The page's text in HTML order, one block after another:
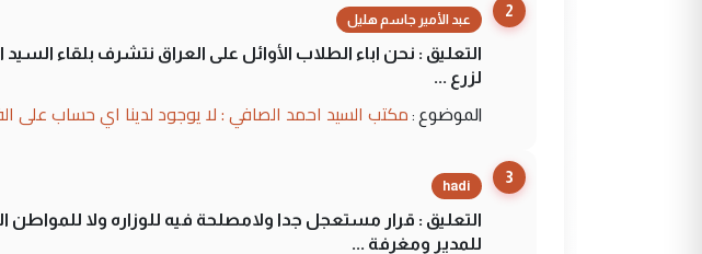
2
عبد الأمير جاسم هليل
التعليق : نحن اباء الطلاب الأوائل على العراق نتشرف بلقاء
لزرع ...
الموضوع : مكتب السيد احمد الصافي : لا يوجود لدينا اي حساب على
3
hadi
التعليق : قرار مستعجل جدا ولامصلحة فيه للوزاره ولا للمواطن
للمدير ومغرفة ...